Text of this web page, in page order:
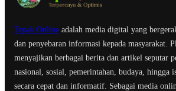
Tepak Online adalah media digital yang
dan penyebaran informasi kepada masyarakat.
menyajikan berbagai berita dan artikel seputar
nasional, sosial, pemerintahan, budaya, hingga
secara cepat dan informatif. Sebagai media